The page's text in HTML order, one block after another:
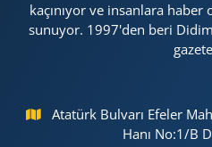
kaçınıyor ve insanlara
sunuyor. 1997'den beri Didim
Atatürk Bulvarı Efeler
Hanı No:1/B